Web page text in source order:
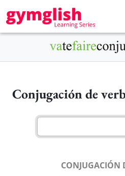
Conjugación de
CONJUGACIÓN